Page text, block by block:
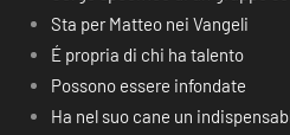
Sta per Matteo nei Vangeli
É propria di chi ha talento
Possono essere infondate
Ha nel suo cane un